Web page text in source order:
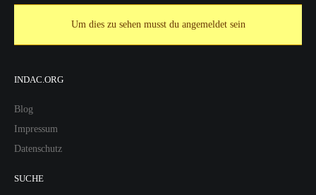
Um dies zu sehen musst du angemeldet sein
INDAC.ORG
Blog
Impressum
Datenschutz
SUCHE